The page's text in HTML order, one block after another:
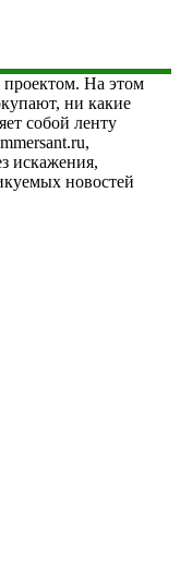
проектом. На этом
ни какие
собой ленту
искажения,
новостей